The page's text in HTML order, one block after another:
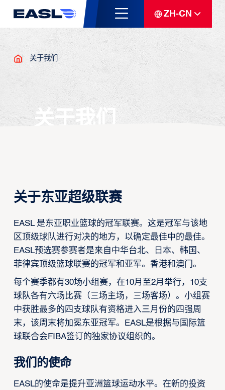
ZH-CN
关于我们
关于我们
关于东亚超级联赛
EASL 是东亚职业篮球的冠军联赛。这是冠军与该地
区顶级球队进行对决的地方，以确定最佳中的最佳。
EASL预选赛参赛者是来自中华台北、日本、韩国、
菲律宾顶级篮球联赛的冠军和亚军。香港和澳门。
每个赛季都有30场小组赛，在10月至2月举行，10支
球队各有六场比赛（三场主场，三场客场）。小组赛
中获胜最多的四支球队有资格进入三月份的四强周
末，该周末将加冕东亚冠军。EASL是根据与国际篮
球联合会FIBA签订的独家协议组织的。
我们的使命
EASL的使命是提升亚洲篮球运动水平。在新的投资